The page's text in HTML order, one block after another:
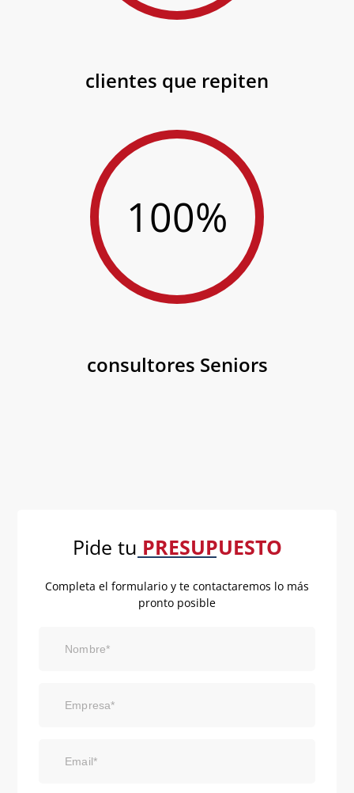
clientes que repiten
100%
consultores Seniors
Pide tu PRESUPUESTO
Completa el formulario y te contactaremos lo más
pronto posible
Nombre*
Empresa*
Email*